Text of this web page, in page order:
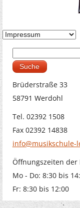
Suchformular
Brüderstraße 33
58791 Werdohl
Tel. 02392 1508
Fax 02392 14838
info@musikschule-
Öffnungszeiten
Mo - Do: 8:30 bis
Fr: 8:30 bis 12:00